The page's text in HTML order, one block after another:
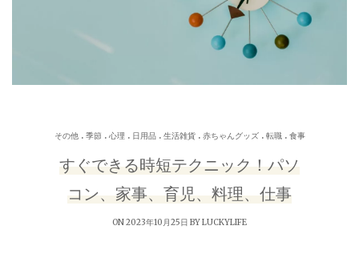
その他. 季節 . 心理 . 日用品. 生活雑貨. 赤ちゃんグッズ. 転職. 食事
すぐできる時短テクニック！パソ
コン、家事、育児、料理、仕事
ON 2023年10月25日 BYLUCKYLIFE